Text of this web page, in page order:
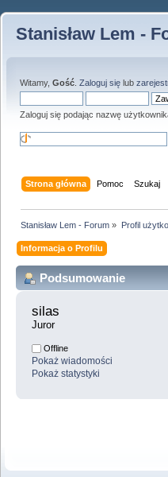
Stanisław Lem -
Witamy, Gość Zaloguj się lub
Zaloguj się podając nazwę
Strona główna Pomoc Szukaj
Stanisław Lem - Forum » Profil
Informacja o Profilu
Podsumowanie
silas
Juror
Offline
Pokaż wiadomości
Pokaż statystyki